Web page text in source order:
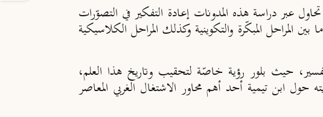
عبر دراسة هذه المدونات إعادة التفكير في التصوّرات
المراحل المبكّرة والتكوينية وكذلك المراحل الكلاسيكية
حيث بلور رؤية خاصّة لتحقيب وتاريخ هذا العلم،
ابن تيمية أحد أهم محاور الاشتغال الغربي المعاصر